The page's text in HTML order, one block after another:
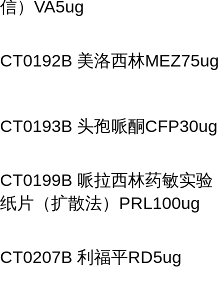
信）VA5ug
CT0192B 美洛西林MEZ75ug
CT0193B 头孢哌酮CFP30ug
CT0199B 哌拉西林药敏实验
纸片（扩散法）PRL100ug
CT0207B 利福平RD5ug